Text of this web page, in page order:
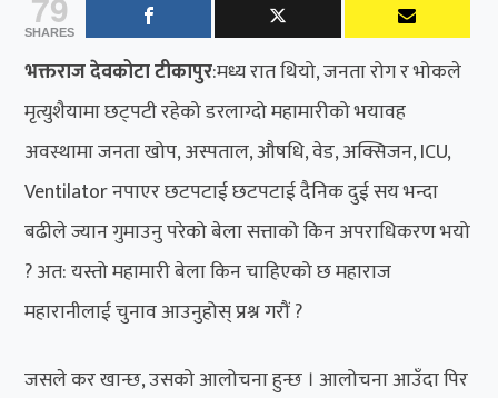
SHARES
भक्तराज देवकोटा टीकापुर:मध्य रात थियो, जनता रोग र भोकले
मृत्युशैयामा छट्पटी रहेको डरलाग्दो महामारीको भयावह
अवस्थामा जनता खोप, अस्पताल, औषधि, वेड, अक्सिजन, ICU,
Ventilator नपाएर छटपटाई छटपटाई दैनिक दुई सय भन्दा
बढीले ज्यान गुमाउनु परेको बेला सत्ताको किन अपराधिकरण भयो
? अत: यस्तो महामारी बेला किन चाहिएको छ महाराज
महारानीलाई चुनाव आउनुहोस् प्रश्न गरौं ?
जसले कर खान्छ, उसको आलोचना हुन्छ । आलोचना आउँदा पिर